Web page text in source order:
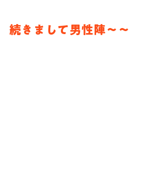
続きまして男性陣〜〜